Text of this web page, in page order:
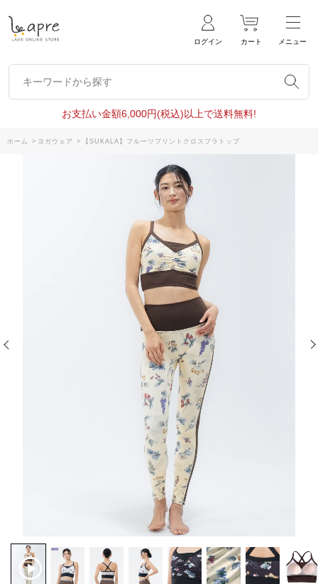
ログイン カート メニュー
キーワードから探す
キーワードから探す
お支払い金額6,000円(税込)以上で送料無料!
ホーム > ヨガウェア > 【SUKALA】フルーツプリントクロスブラトップ